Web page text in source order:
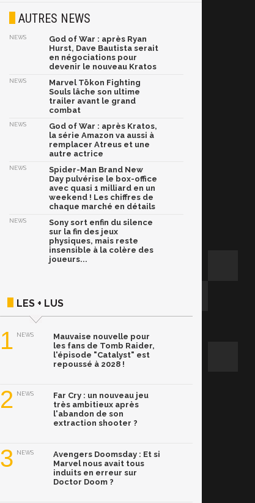
AUTRES NEWS
NEWS
God of War : après Ryan
Hurst, Dave Bautista serait
en négociations pour
devenir le nouveau Kratos
NEWS
Marvel Tōkon Fighting
Souls lâche son ultime
trailer avant le grand
combat
NEWS
God of War : après Kratos,
la série Amazon va aussi à
remplacer Atreus et une
autre actrice
NEWS
Spider-Man Brand New
Day pulvérise le box-office
avec quasi 1 milliard en un
weekend ! Les chiffres de
chaque marché en détails
NEWS
Sony sort enfin du silence
sur la fin des jeux
physiques, mais reste
insensible à la colère des
joueurs...
LES + LUS
1 NEWS
Mauvaise nouvelle pour
les fans de Tomb Raider,
l'épisode "Catalyst" est
repoussé à 2028 !
2 NEWS
Far Cry : un nouveau jeu
très ambitieux après
l'abandon de son
extraction shooter ?
3 NEWS
Avengers Doomsday : Et si
Marvel nous avait tous
induits en erreur sur
Doctor Doom ?